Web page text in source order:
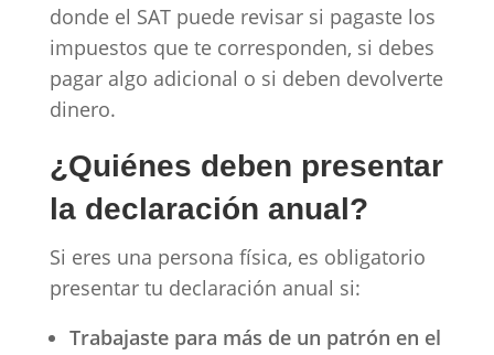
donde el SAT puede revisar si pagaste los
impuestos que te corresponden, si debes
pagar algo adicional o si deben devolverte
dinero.
¿Quiénes deben presentar
la declaración anual?
Si eres una persona física, es obligatorio
presentar tu declaración anual si:
Trabajaste para más de un patrón en el